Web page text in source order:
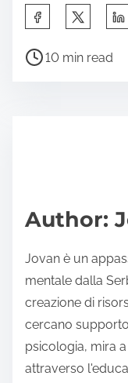
a
p
s
t
o
n
:
P
t
10 min read
Author:
Jovan è un
mentale dalla
creazione di
cercano
psicologia, mira
attraverso